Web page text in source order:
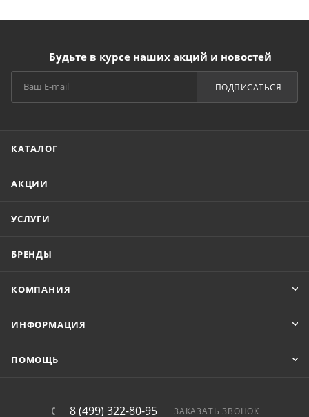
Будьте в курсе наших акций и новостей
ПОДПИСАТЬСЯ
КАТАЛОГ
АКЦИИ
УСЛУГИ
БРЕНДЫ
КОМПАНИЯ
ИНФОРМАЦИЯ
ПОМОЩЬ
8 (499) 322-80-95 ЗАКАЗАТЬ ЗВОНОК